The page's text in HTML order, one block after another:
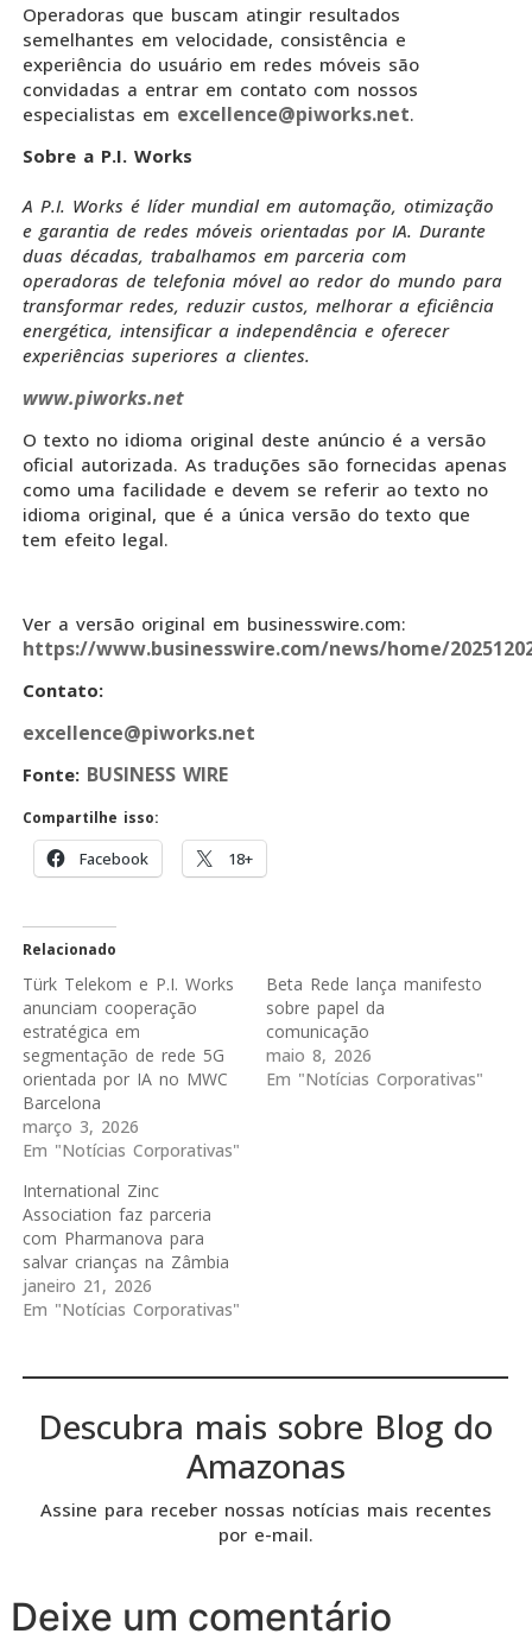
Operadoras que buscam atingir resultados
semelhantes em velocidade, consistência e
experiência do usuário em redes móveis são
convidadas a entrar em contato com nossos
especialistas em excellence@piworks.net.
Sobre a P.I. Works
A P.I. Works é líder mundial em automação, otimização
e garantia de redes móveis orientadas por IA. Durante
duas décadas, trabalhamos em parceria com
operadoras de telefonia móvel ao redor do mundo para
transformar redes, reduzir custos, melhorar a eficiência
energética, intensificar a independência e oferecer
experiências superiores a clientes.
www.piworks.net
O texto no idioma original deste anúncio é a versão
oficial autorizada. As traduções são fornecidas apenas
como uma facilidade e devem se referir ao texto no
idioma original, que é a única versão do texto que
tem efeito legal.
Ver a versão original em businesswire.com:
https://www.businesswire.com/news/home/
Contato:
excellence@piworks.net
Fonte: BUSINESS WIRE
Compartilhe isso:
Facebook 18+
Relacionado
Türk Telekom e P.I. Works
anunciam cooperação
estratégica em
segmentação de rede 5G
orientada por IA no MWC
Barcelona
março 3, 2026
Em "Notícias Corporativas"
Beta Rede lança manifesto
sobre papel da
comunicação
maio 8, 2026
Em "Notícias Corporativas"
International Zinc
Association faz parceria
com Pharmanova para
salvar crianças na Zâmbia
janeiro 21, 2026
Em "Notícias Corporativas"
Descubra mais sobre Blog do
Amazonas
Assine para receber nossas notícias mais recentes
por e-mail.
Deixe um comentário